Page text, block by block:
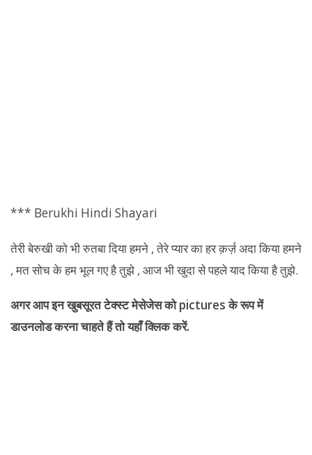
*** Berukhi Hindi Shayari
तेरीबेरुखीको भी रुतबा दिया हमने , तेरे प्यार का हर क़र्ज़ अदा किया हमने
, मत सोच के हम भूल गए है तुझे , आज भी खुदा से पहले याद किया है तुझे.
अगर आप इन खुबसूरत टेक्स्ट मेसेजेस को pictures के रूप में
डाउनलोड करना चाहते हैं तो यहाँ क्लिक करें.